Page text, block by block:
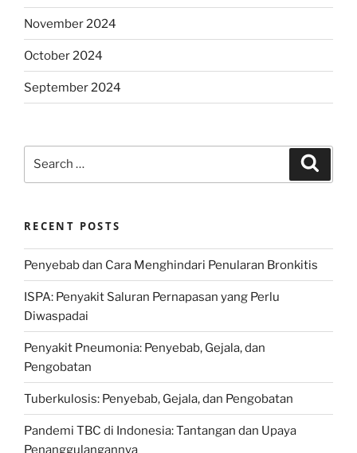
November 2024
October 2024
September 2024
RECENT POSTS
Penyebab dan Cara Menghindari Penularan Bronkitis
ISPA: Penyakit Saluran Pernapasan yang Perlu
Diwaspadai
Penyakit Pneumonia: Penyebab, Gejala, dan
Pengobatan
Tuberkulosis: Penyebab, Gejala, dan Pengobatan
Pandemi TBC di Indonesia: Tantangan dan Upaya
Penanggulangannya